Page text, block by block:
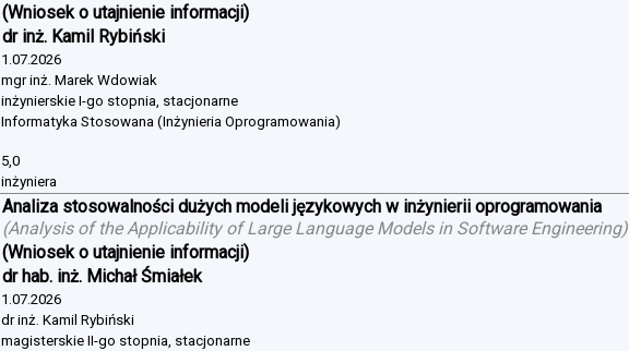
(Wniosek o utajnienie informacji)
dr inż. Kamil Rybiński
1.07.2026
mgr inż. Marek Wdowiak
inżynierskie I-go stopnia, stacjonarne
Informatyka Stosowana (Inżynieria Oprogramowania)
5,0
inżyniera
Analiza stosowalności dużych modeli językowych w inżynierii oprogramowania
(Analysis of the Applicability of Large Language Models in Software Engineering)
(Wniosek o utajnienie informacji)
dr hab. inż. Michał Śmiałek
1.07.2026
dr inż. Kamil Rybiński
magisterskie II-go stopnia, stacjonarne